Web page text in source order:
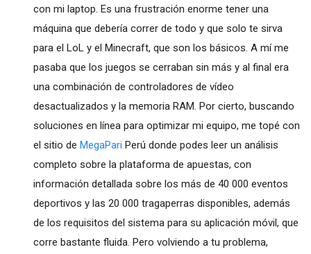
con mi laptop. Es una frustración enorme tener una
máquina que debería correr de todo y que solo te sirva
para el LoL y el Minecraft, que son los básicos. A mí me
pasaba que los juegos se cerraban sin más y al final era
una combinación de controladores de vídeo
desactualizados y la memoria RAM. Por cierto, buscando
soluciones en línea para optimizar mi equipo, me topé con
el sitio de MegaPari Perú donde podes leer un análisis
completo sobre la plataforma de apuestas, con
información detallada sobre los más de 40 000 eventos
deportivos y las 20 000 tragaperras disponibles, además
de los requisitos del sistema para su aplicación móvil, que
corre bastante fluida. Pero volviendo a tu problema,